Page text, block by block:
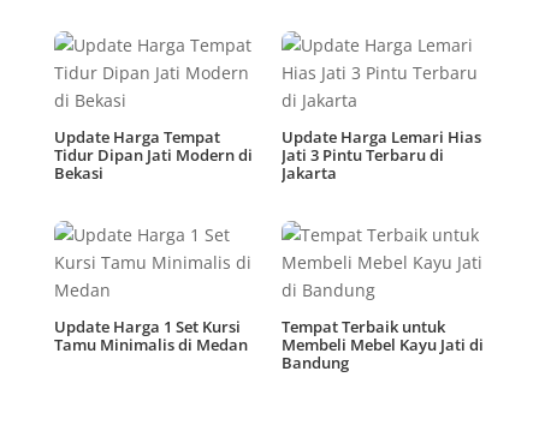
Update Harga Tempat
Tidur Dipan Jati Modern di
Bekasi
Update Harga Lemari Hias
Jati 3 Pintu Terbaru di
Jakarta
Update Harga 1 Set Kursi
Tamu Minimalis di Medan
Tempat Terbaik untuk
Membeli Mebel Kayu Jati di
Bandung